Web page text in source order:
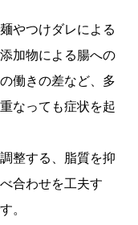
やつけダレによる
加物による腸への
働きの差など、多
なっても症状を起
整する、脂質を抑
合わせを工夫す
。